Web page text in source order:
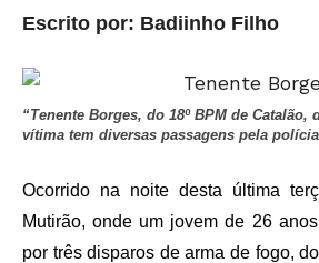
Escrito por: Badiinho Filho
“Tenente Borges, do 18º BPM de Catalão,
vítima tem diversas passagens pela
Ocorrido na noite desta última
Mutirão, onde um jovem de 26
por três disparos de arma de fogo,